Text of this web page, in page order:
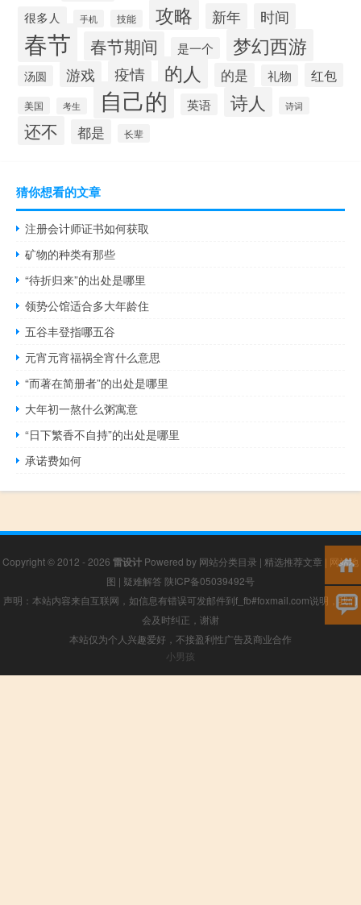
很多人 手机 技能 攻略 新年 时间
春节 春节期间 是一个 梦幻西游
汤圆 游戏 疫情 的人 的是 礼物 红包
美国 考生 自己的 英语 诗人 诗词
还不 都是 长辈
猜你想看的文章
注册会计师证书如何获取
矿物的种类有那些
“待折归来”的出处是哪里
领势公馆适合多大年龄住
五谷丰登指哪五谷
元宵元宵福祸全宵什么意思
“而著在简册者”的出处是哪里
大年初一熬什么粥寓意
“日下繁香不自持”的出处是哪里
承诺费如何
Copyright © 2012 - 2026 雷设计 Powered by 网站分类目录 | 精选推荐文章 | 网站地
图 | 疑难解答 陕ICP备05039492号
声明：本站内容来自互联网，如信息有错误可发邮件到f_fb#foxmail.com说明，我们
会及时纠正，谢谢
本站仅为个人兴趣爱好，不接盈利性广告及商业合作
小男孩